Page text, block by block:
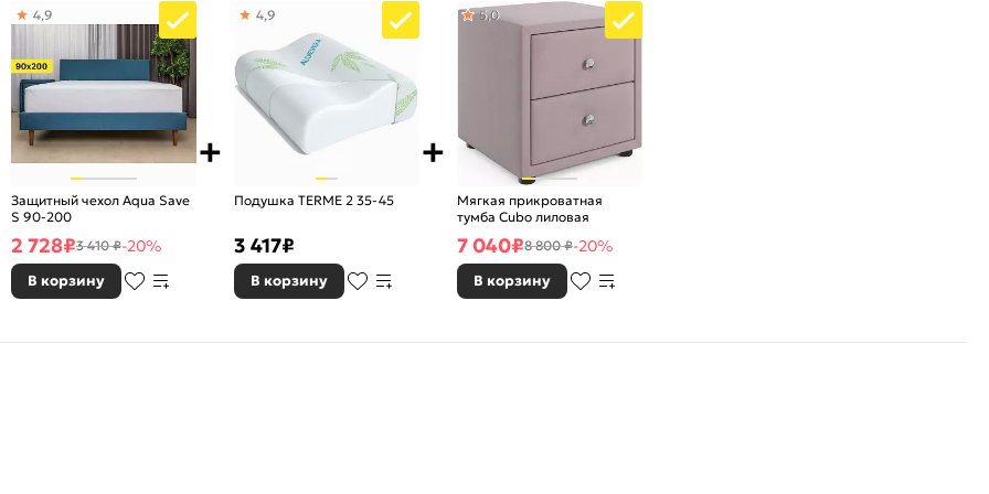
Защитный чехол Aqua Save
S 90-200
4,9
2 728₽3 410 ₽-20%
В корзину
Подушка TERME 2 35-45
4,9
3 417₽
В корзину
Мягкая прикроватная
тумба Cubo лиловая
5,0
7 040₽8 800 ₽-20%
В корзину